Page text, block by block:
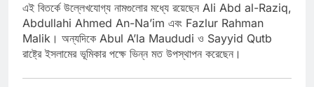
এই বিতর্কে উল্লেখযোগ্য নামগুলোর মধ্যে রয়েছেন Ali Abd al-Raziq,
Abdullahi Ahmed An-Na’im এবং Fazlur Rahman
Malik । অন্যদিকে Abul A’la Maududi ও Sayyid Qutb
রাষ্ট্রে ইসলামের ভূমিকার পক্ষে ভিন্ন মত উপস্থাপন করেছেন।